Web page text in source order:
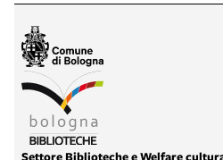
Settore Biblioteche e Welfare